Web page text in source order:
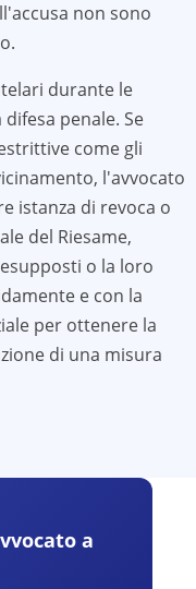
non sono
durante le
penale. Se
come gli
l'avvocato
istanza di revoca o
del Riesame,
o la loro
e con la
per ottenere la
di una misura
a